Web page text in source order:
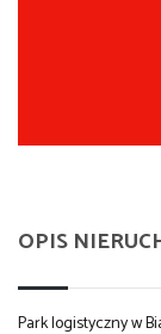
OPIS
Park logistyczny w